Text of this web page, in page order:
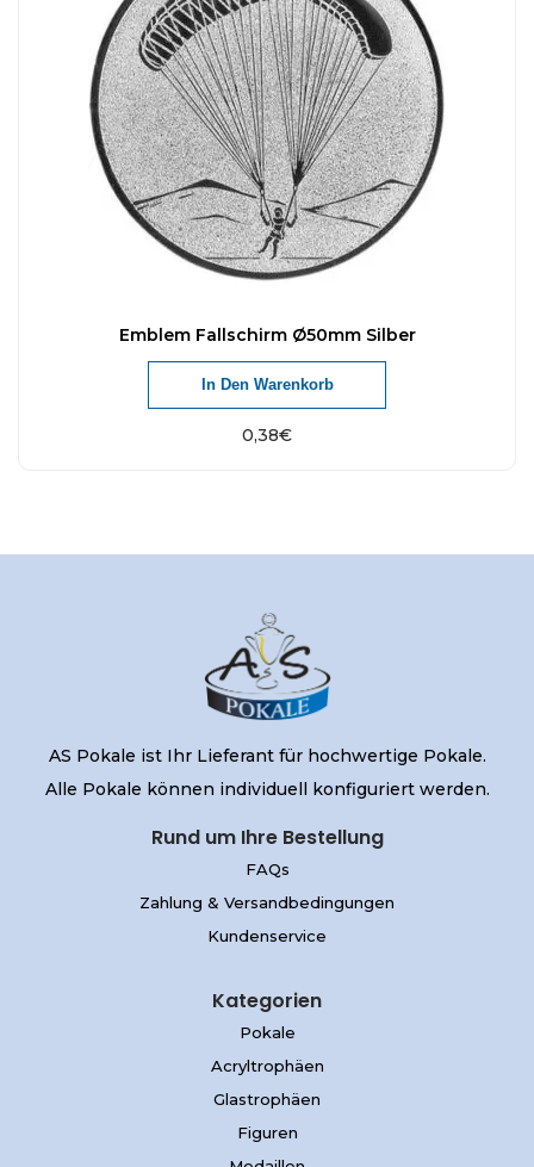
Emblem Fallschirm Ø50mm Silber
0,38€
In Den Warenkorb
AS Pokale ist Ihr Lieferant für hochwertige Pokale.
Alle Pokale können individuell konfiguriert werden.
Rund um Ihre Bestellung
FAQs
Zahlung & Versandbedingungen
Kundenservice
Kategorien
Pokale
Acryltrophäen
Glastrophäen
Figuren